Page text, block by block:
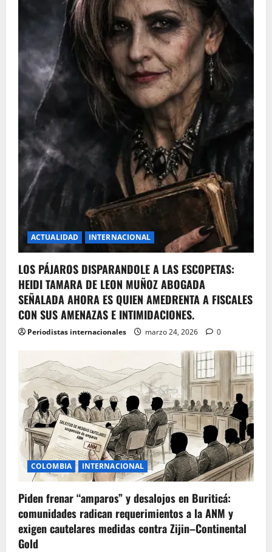
ACTUALIDAD INTERNACIONAL
LOS PÁJAROS DISPARANDOLE A LAS ESCOPETAS:
HEIDI TAMARA DE LEON MUÑOZ ABOGADA
SEÑALADA AHORA ES QUIEN AMEDRENTA A FISCALES
CON SUS AMENAZAS E INTIMIDACIONES.
Periodistas internacionales marzo 24, 2026 0
COLOMBIA INTERNACIONAL
Piden frenar “amparos” y desalojos en Buriticá:
comunidades radican requerimientos a la ANM y
exigen cautelares medidas contra Zijin–Continental
Gold